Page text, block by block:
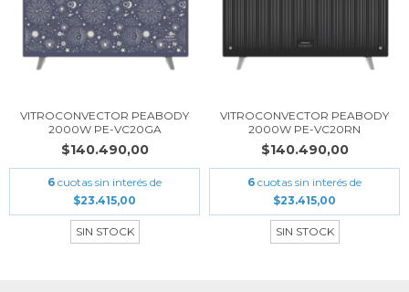
VITROCONVECTOR PEABODY
2000W PE-VC20GA
$140.490,00
6 cuotas sin interés de
$23.415,00
SIN STOCK
VITROCONVECTOR PEABODY
2000W PE-VC20RN
$140.490,00
6 cuotas sin interés de
$23.415,00
SIN STOCK